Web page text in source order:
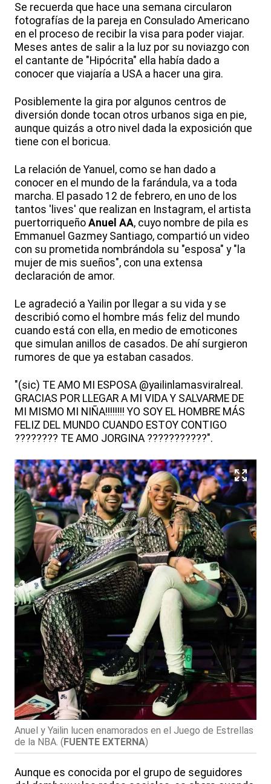
Se recuerda que hace una semana circularon
fotografías de la pareja en Consulado Americano
en el proceso de recibir la visa para poder viajar.
Meses antes de salir a la luz por su noviazgo con
el cantante de "Hipócrita" ella había dado a
conocer que viajaría a USA a hacer una gira.
Posiblemente la gira por algunos centros de
diversión donde tocan otros urbanos siga en pie,
aunque quizás a otro nivel dada la exposición que
tiene con el boricua.
La relación de Yanuel, como se han dado a
conocer en el mundo de la farándula, va a toda
marcha. El pasado 12 de febrero, en uno de los
tantos 'lives' que realizan en Instagram, el artista
puertorriqueño Anuel AA, cuyo nombre de pila es
Emmanuel Gazmey Santiago, compartió un video
con su prometida nombrándola su "esposa" y "la
mujer de mis sueños", con una extensa
declaración de amor.
Le agradeció a Yailin por llegar a su vida y se
describió como el hombre más feliz del mundo
cuando está con ella, en medio de emoticones
que simulan anillos de casados. De ahí surgieron
rumores de que ya estaban casados.
"(sic) TE AMO MI ESPOSA @yailinlamasviralreal.
GRACIAS POR LLEGAR A MI VIDA Y SALVARME DE
MI MISMO MI NIÑA!!!!!!!! YO SOY EL HOMBRE MÁS
FELIZ DEL MUNDO CUANDO ESTOY CONTIGO
???????? TE AMO JORGINA ???????????".
Anuel y Yailin lucen enamorados en el Juego de Estrellas
de la NBA. (FUENTE EXTERNA)
Aunque es conocida por el grupo de seguidores